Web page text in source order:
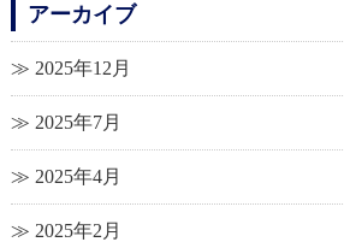
アーカイブ
2025年12月
2025年7月
2025年4月
2025年2月